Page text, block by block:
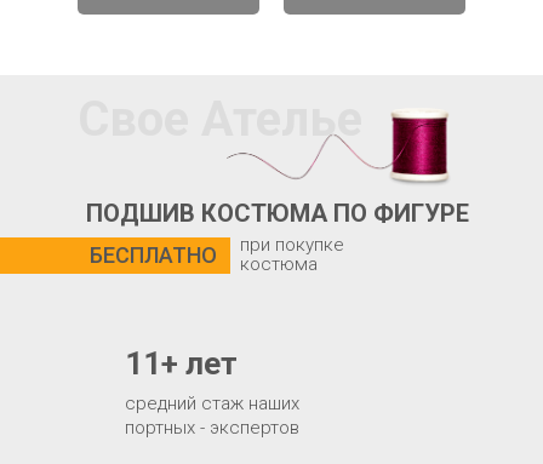
Свое Ателье
ПОДШИВ КОСТЮМА ПО ФИГУРЕ
БЕСПЛАТНО
средний стаж наших
портных - экспертов
11+ лет
при покупке
костюма